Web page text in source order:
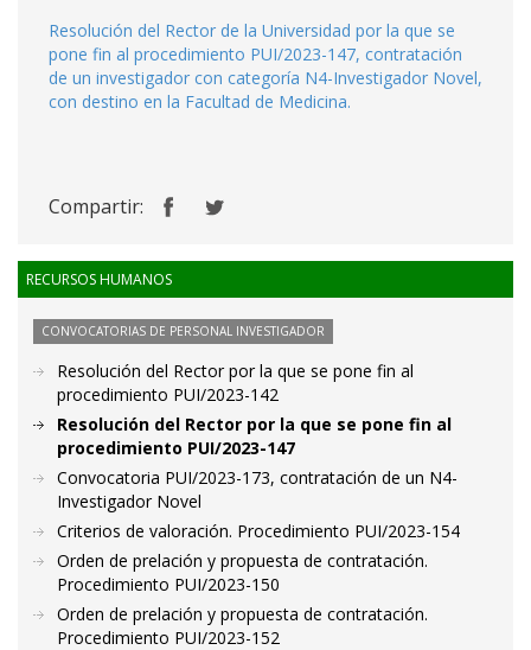
Resolución del Rector de la Universidad por la que se
pone fin al procedimiento PUI/2023-147, contratación
de un investigador con categoría N4-Investigador Novel,
con destino en la Facultad de Medicina.
Compartir:
RECURSOS HUMANOS
CONVOCATORIAS DE PERSONAL INVESTIGADOR
Resolución del Rector por la que se pone fin al
procedimiento PUI/2023-142
Resolución del Rector por la que se pone fin al
procedimiento PUI/2023-147
Convocatoria PUI/2023-173, contratación de un N4-
Investigador Novel
Criterios de valoración. Procedimiento PUI/2023-154
Orden de prelación y propuesta de contratación.
Procedimiento PUI/2023-150
Orden de prelación y propuesta de contratación.
Procedimiento PUI/2023-152